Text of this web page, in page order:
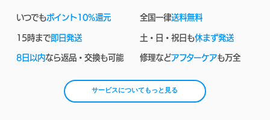
いつでもポイント10%還元 全国一律送料無料
15時まで即日発送 土・日・祝日も休まず発送
8日以内なら返品・交換も可能 修理などアフターケアも万全
サービスについてもっと見る